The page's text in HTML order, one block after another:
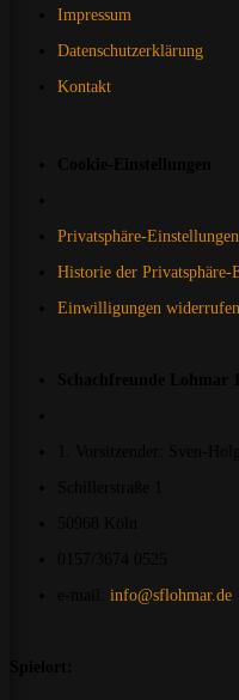
Impressum
Datenschutzerklärung
Kontakt
Privatsphäre-
Historie der Privatsphäre-
Einwilligungen widerrufen
info@sflohmar.de